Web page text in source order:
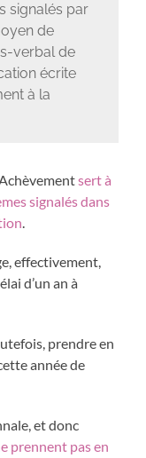
signalés par
de
verbal de
écrite
à la
sert à
signalés dans
.
effectivement,
d’un an à
prendre en
année de
et donc
prennent pas en